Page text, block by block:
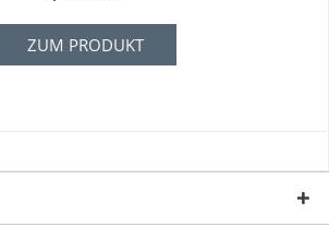
ZUM PRODUKT